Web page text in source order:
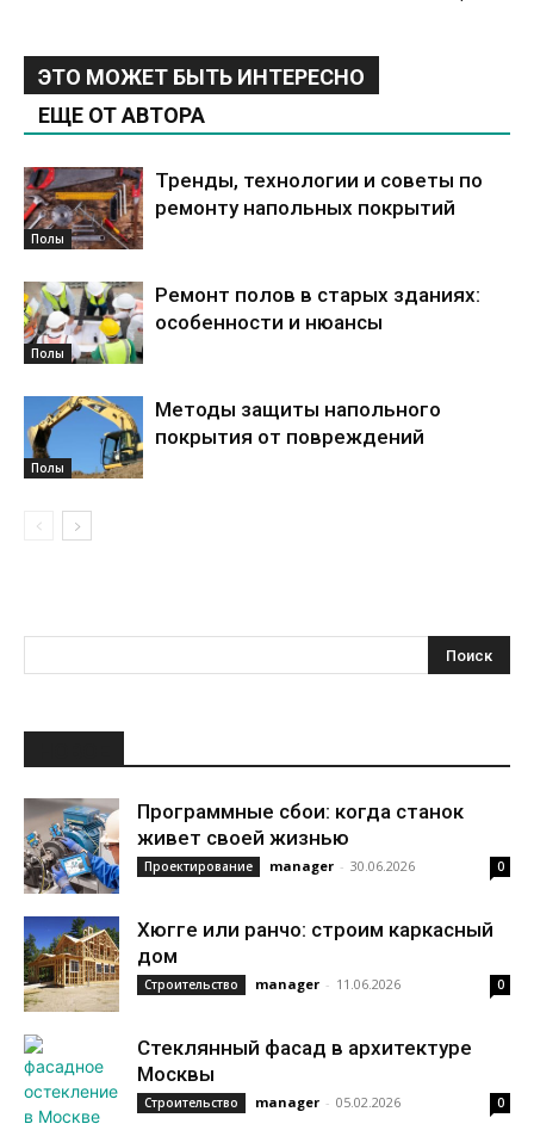
ЭТО МОЖЕТ БЫТЬ ИНТЕРЕСНО
ЕЩЕ ОТ АВТОРА
Полы
Тренды, технологии и советы по
ремонту напольных покрытий
Полы
Ремонт полов в старых зданиях:
особенности и нюансы
Полы
Методы защиты напольного
покрытия от повреждений
Программные сбои: когда станок
живет своей жизнью
Проектирование manager - 30.06.2026 0
Хюгге или ранчо: строим каркасный
дом
Строительство manager - 11.06.2026 0
Стеклянный фасад в архитектуре
Москвы
Строительство manager - 05.02.2026 0